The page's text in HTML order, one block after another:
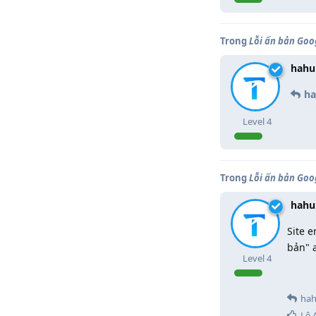
TrongLỗi ấn bản
Level4
TrongLỗi ấn bản
Level4
Site
bản"